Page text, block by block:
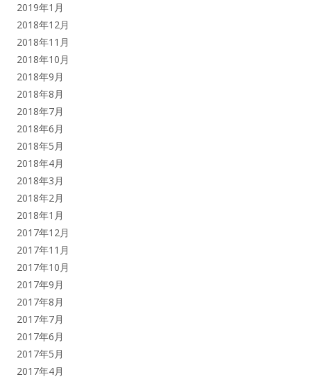
2019年1月
2018年12月
2018年11月
2018年10月
2018年9月
2018年8月
2018年7月
2018年6月
2018年5月
2018年4月
2018年3月
2018年2月
2018年1月
2017年12月
2017年11月
2017年10月
2017年9月
2017年8月
2017年7月
2017年6月
2017年5月
2017年4月